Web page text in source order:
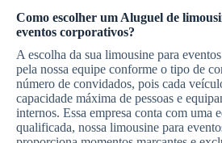
Como escolher um Aluguel de
eventos corporativos?
A escolha da sua limousine para
pela nossa equipe conforme o tipo de
número de convidados, pois cada
capacidade máxima de pessoas e
internos. Essa empresa conta com uma
qualificada, nossa limousine para